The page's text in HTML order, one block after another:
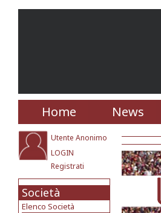
Home News
Utente Anonimo
LOGIN
Registrati
Società
Elenco Società